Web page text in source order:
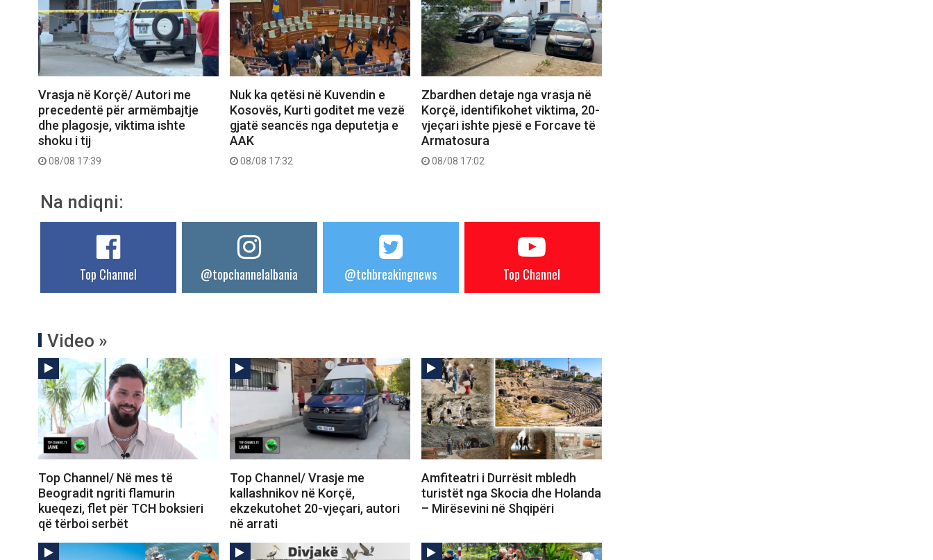
Vrasja në Korçë/ Autori me
precedentë për armëmbajtje
dhe plagosje, viktima ishte
shoku i tij
08/08 17:39
Nuk ka qetësi në Kuvendin e
Kosovës, Kurti goditet me vezë
gjatë seancës nga deputetja e
AAK
08/08 17:32
Zbardhen detaje nga vrasja në
Korçë, identifikohet viktima, 20-
vjeçari ishte pjesë e Forcave të
Armatosura
08/08 17:02
Na ndiqni:
Top Channel @topchannelalbania @tchbreakingnews Top Channel
Video »
Top Channel/ Në mes të
Beogradit ngriti flamurin
kueqezi, flet për TCH boksieri
që tërboi serbët
Top Channel/ Vrasje me
kallashnikov në Korçë,
ekzekutohet 20-vjeçari, autori
në arrati
Amfiteatri i Durrësit mbledh
turistët nga Skocia dhe Holanda
– Mirësevini në Shqipëri